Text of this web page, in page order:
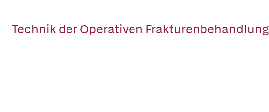
Technik der Operativen Frakturenbehandlung